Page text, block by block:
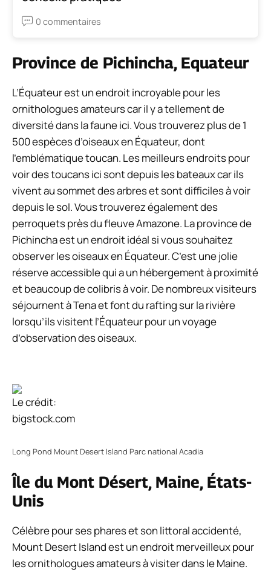
0 commentaires
Province de Pichincha, Equateur
L’Équateur est un endroit incroyable pour les
ornithologues amateurs car il y a tellement de
diversité dans la faune ici. Vous trouverez plus de 1
500 espèces d’oiseaux en Équateur, dont
l’emblématique toucan. Les meilleurs endroits pour
voir des toucans ici sont depuis les bateaux car ils
vivent au sommet des arbres et sont difficiles à voir
depuis le sol. Vous trouverez également des
perroquets près du fleuve Amazone. La province de
Pichincha est un endroit idéal si vous souhaitez
observer les oiseaux en Équateur. C’est une jolie
réserve accessible qui a un hébergement à proximité
et beaucoup de colibris à voir. De nombreux visiteurs
séjournent à Tena et font du rafting sur la rivière
lorsqu’ils visitent l’Équateur pour un voyage
d’observation des oiseaux.
Le crédit:
bigstock.com
Long Pond Mount Desert Island Parc national Acadia
Île du Mont Désert, Maine, États-
Unis
Célèbre pour ses phares et son littoral accidenté,
Mount Desert Island est un endroit merveilleux pour
les ornithologues amateurs à visiter dans le Maine.